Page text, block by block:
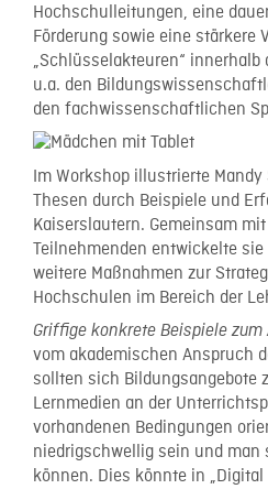
Hochschulleitungen, eine
Förderung sowie eine stärkere
„Schlüsselakteuren“ innerhalb
u.a. den
den fachwissenschaftlichen
Im Workshop illustrierte
Thesen durch Beispiele und
Kaiserslautern. Gemeinsam
Teilnehmenden entwickelte
weitere Maßnahmen zur
Hochschulen im Bereich der
Griffige konkrete Beispiele zum
vom akademischen Anspruch
sollten sich Bildungsangebote
Lernmedien an der
vorhandenen Bedingungen
niedrigschwellig sein und man
können. Dies könnte in